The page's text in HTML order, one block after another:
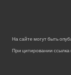
На сайте могут быть
При цитировании ссылка